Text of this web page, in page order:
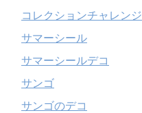
コレクションチャレンジ
サマーシール
サマーシールデコ
サンゴ
サンゴのデコ